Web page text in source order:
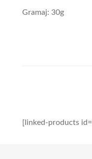
Gramaj: 30g
[linked-products